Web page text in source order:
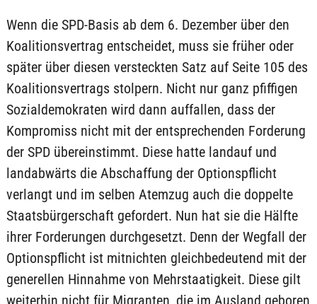
Wenn die SPD-Basis ab dem 6. Dezember über den
Koalitionsvertrag entscheidet, muss sie früher oder
später über diesen versteckten Satz auf Seite 105 des
Koalitionsvertrags stolpern. Nicht nur ganz pfiffigen
Sozialdemokraten wird dann auffallen, dass der
Kompromiss nicht mit der entsprechenden Forderung
der SPD übereinstimmt. Diese hatte landauf und
landabwärts die Abschaffung der Optionspflicht
verlangt und im selben Atemzug auch die doppelte
Staatsbürgerschaft gefordert. Nun hat sie die Hälfte
ihrer Forderungen durchgesetzt. Denn der Wegfall der
Optionspflicht ist mitnichten gleichbedeutend mit der
generellen Hinnahme von Mehrstaatigkeit. Diese gilt
weiterhin nicht für Migranten, die im Ausland geboren